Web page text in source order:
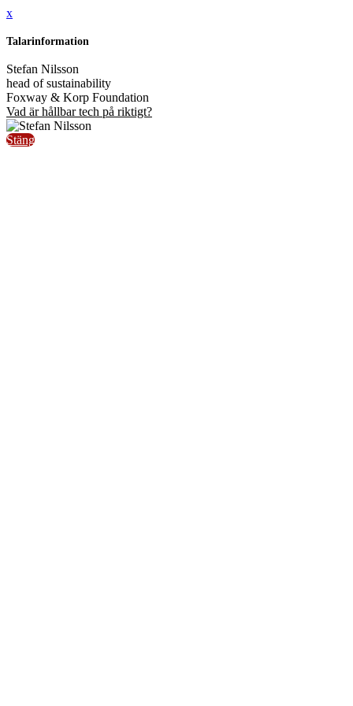
x
Talarinformation
Stefan Nilsson
head of sustainability
Foxway & Korp Foundation
Vad är hållbar tech på riktigt?
Stäng